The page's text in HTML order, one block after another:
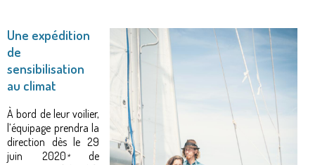
Une expédition
de
sensibilisation
au climat
À bord de leur voilier,
l’équipage prendra la
direction dès le 29
juin 2020 * de